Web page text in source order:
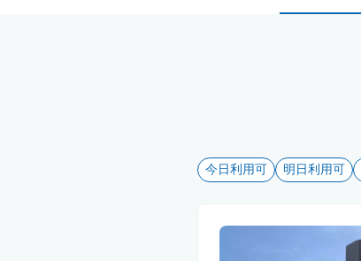
今日利用可 明日利用可